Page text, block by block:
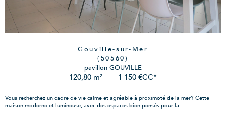
Gouville-sur-Mer
(50560)
pavillon GOUVILLE
120,80 m² - 1 150 €CC*
Vous recherchez un cadre de vie calme et agréable à proximoté de la mer? Cette
maison moderne et lumineuse, avec des espaces bien pensés pour la...